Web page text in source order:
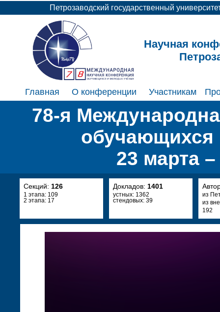
Петрозаводский государственный
Научная
Главная О конференции Участникам
78-я
23 марта
Секций: 126
1 этапа: 109
2 этапа: 17
Докладов: 1401
устных: 1362
стендовых: 39
из
из
192